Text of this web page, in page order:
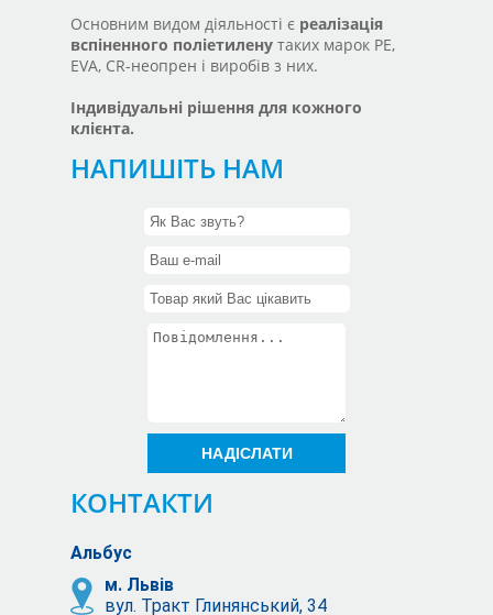
Основним видом діяльності є реалізація
вспіненного поліетилену таких марок PE,
EVA, CR-неопрен і виробів з них.
Індивідуальні рішення для кожного
клієнта.
НАПИШІТЬ НАМ
КОНТАКТИ
Альбус
м. Львів
вул. Тракт Глинянський, 34